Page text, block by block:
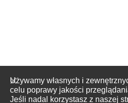
Używamy własnych i
celu poprawy jakości
Jeśli nadal korzystasz z naszej